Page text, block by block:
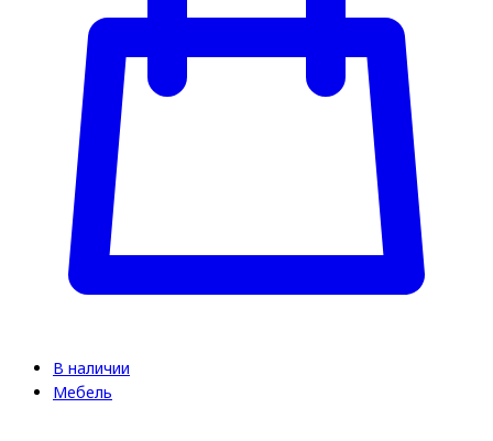
В наличии
Мебель